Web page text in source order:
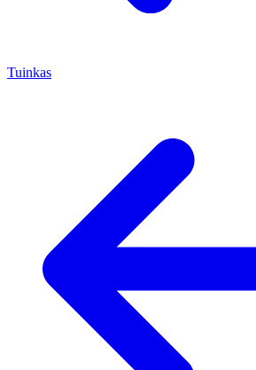
Tuinkas